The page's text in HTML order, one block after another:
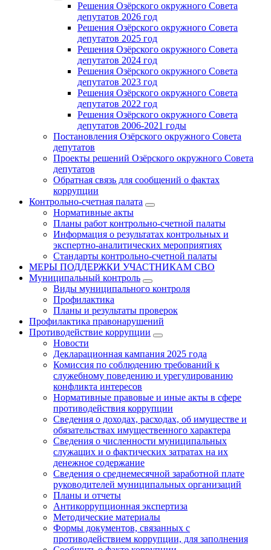
Решения Озёрского окружного Совета
депутатов 2026 год
Решения Озёрского окружного Совета
депутатов 2025 год
Решения Озёрского окружного Совета
депутатов 2024 год
Решения Озёрского окружного Совета
депутатов 2023 год
Решения Озёрского окружного Совета
депутатов 2022 год
Решения Озёрского окружного Совета
депутатов 2006-2021 годы
Постановления Озёрского окружного Совета
депутатов
Проекты решений Озёрского окружного Совета
депутатов
Обратная связь для сообщений о фактах
коррупции
Контрольно-счетная палата
Нормативные акты
Планы работ контрольно-счетной палаты
Информация о результатах контрольных и
экспертно-аналитических мероприятиях
Стандарты контрольно-счетной палаты
МЕРЫ ПОДДЕРЖКИ УЧАСТНИКАМ СВО
Муниципальный контроль
Виды муниципального контроля
Профилактика
Планы и результаты проверок
Профилактика правонарушений
Противодействие коррупции
Новости
Декларационная кампания 2025 года
Комиссия по соблюдению требований к
служебному поведению и урегулированию
конфликта интересов
Нормативные правовые и иные акты в сфере
противодействия коррупции
Сведения о доходах, расходах, об имуществе и
обязательствах имущественного характера
Сведения о численности муниципальных
служащих и о фактических затратах на их
денежное содержание
Сведения о среднемесячной заработной плате
руководителей муниципальных организаций
Планы и отчеты
Антикоррупционная экспертиза
Методические материалы
Формы документов, связанных с
противодействием коррупции, для заполнения